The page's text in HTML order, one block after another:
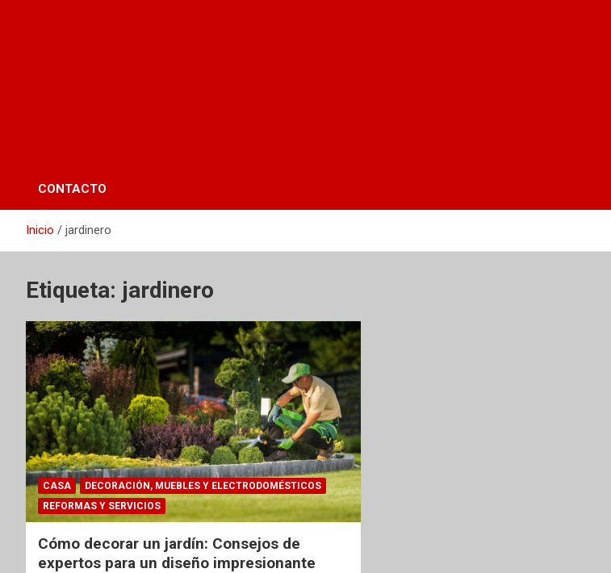
CONTACTO
Inicio jardinero
Etiqueta: jardinero
CASA
DECORACIÓN, MUEBLES Y ELECTRODOMÉSTICOS
REFORMAS Y SERVICIOS
Cómo decorar un jardín: Consejos de
expertos para un diseño impresionante